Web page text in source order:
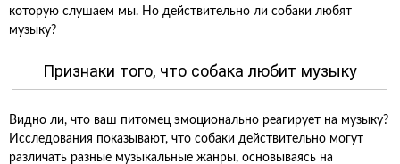
которую слушаем мы. Но действительно ли собаки любят
музыку?
Признаки того, что собака любит музыку
Видно ли, что ваш питомец эмоционально реагирует на музыку?
Исследования показывают, что собаки действительно могут
различать разные музыкальные жанры, основываясь на